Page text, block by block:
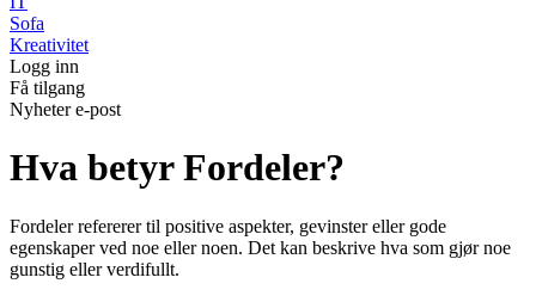
Sofa
Kreativitet
Logg inn
Få tilgang
Nyheter e-post
Hva betyr Fordeler?
Fordeler refererer til positive aspekter, gevinster eller gode
egenskaper ved noe eller noen. Det kan beskrive hva som gjør noe
gunstig eller verdifullt.